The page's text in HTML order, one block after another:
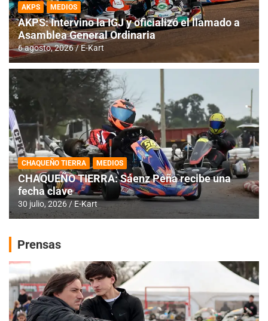
AKPS MEDIOS
AKPS: Intervino la IGJ y oficializó el llamado a
Asamblea General Ordinaria
6 agosto, 2026 E-Kart
CHAQUEÑO TIERRA MEDIOS
CHAQUEÑO TIERRA: Sáenz Peña recibe una
fecha clave
30 julio, 2026 E-Kart
Prensas